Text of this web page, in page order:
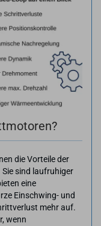
die Vorteile der
sind laufruhiger
eine
Einschwing- und
mehr auf.
wenn